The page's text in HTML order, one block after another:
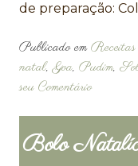
de preparação:
Publicado emReceitas
natal,Goa, Pudim,
seu Comentário
Bolo